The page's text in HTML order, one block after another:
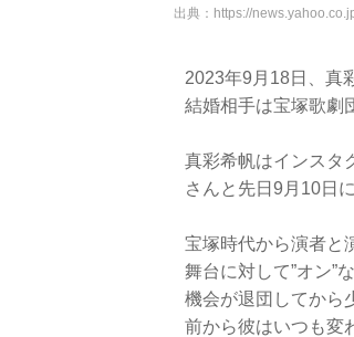
出典： https://
2023年9月18日、真
結婚相手は宝塚歌劇
真彩希帆はインスタ
さんと先日9月10日
宝塚時代から演者と
舞台に対して”オン”
機会が退団してから
前から彼はいつも変